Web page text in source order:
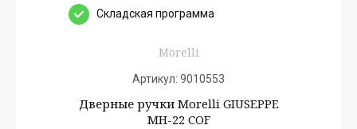
Cкладская программа
Morelli
Артикул: 9010553
Дверные ручки Morelli GIUSEPPE
MH-22 COF